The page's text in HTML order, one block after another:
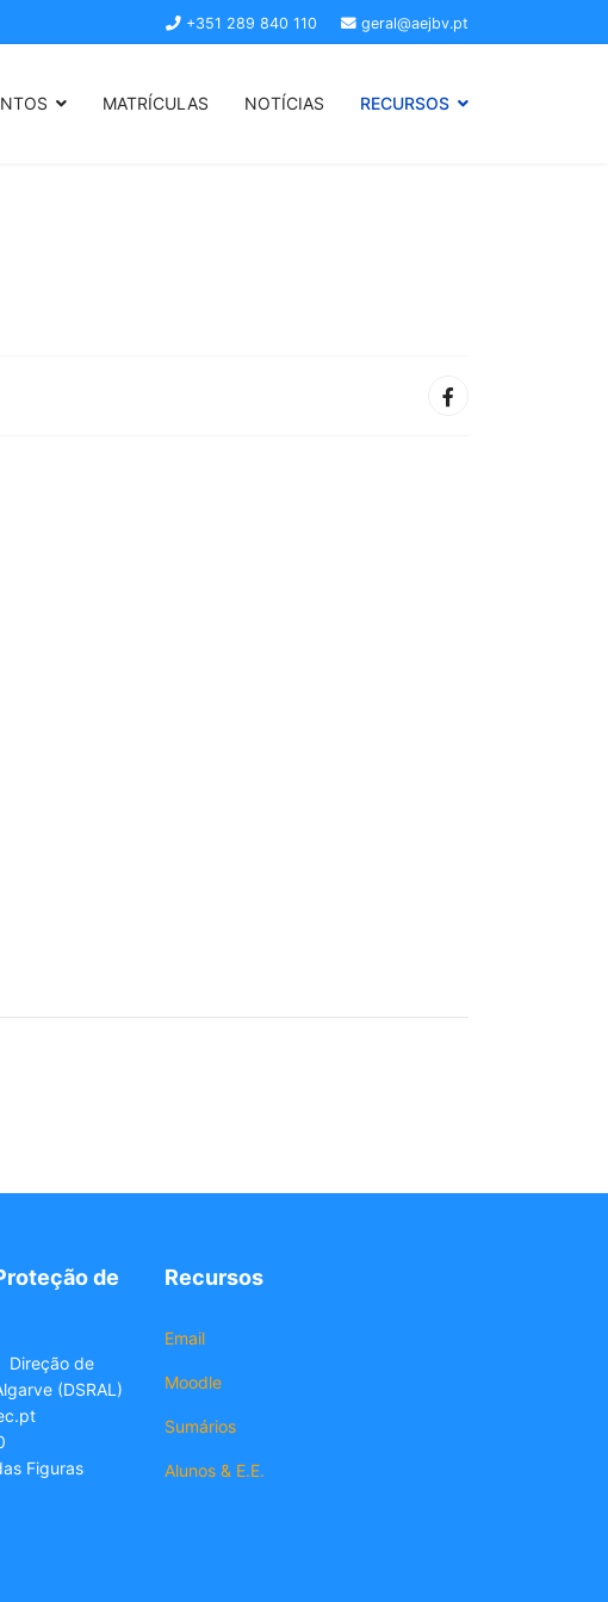
+351 289 840 110 geral@aejbv.pt
MATRÍCULAS NOTÍCIAS RECURSOS
de
Direção de
(DSRAL)
Figuras
Recursos
Email
Moodle
Sumários
Alunos & E.E.